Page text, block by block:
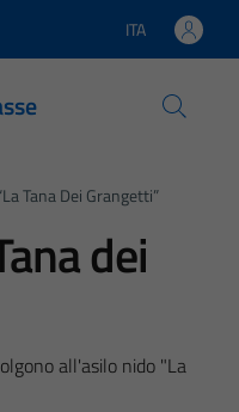
Lingua attiva:
ITA
Tana Dei Grangetti”
dei
all'asilo nido "La